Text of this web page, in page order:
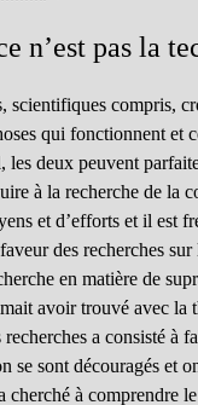
n’est pas la
scientifiques compris,
qui fonctionnent et
les deux peuvent
à la recherche de la
et d’efforts et il est
des recherches
en matière de
avoir trouvé avec la
recherches a consisté à
se sont découragés et
cherché à comprendre